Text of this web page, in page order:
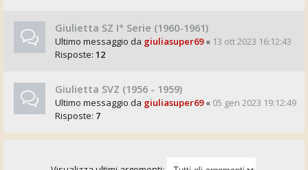
Giulietta SZ I° Serie (1960-1961)
Ultimo messaggio da giuliasuper69« 13 ott 2023 16:12:43
Risposte: 12
Giulietta SVZ (1956 - 1959)
Ultimo messaggio da giuliasuper69« 05 gen 2023 19:12:49
Risposte: 7